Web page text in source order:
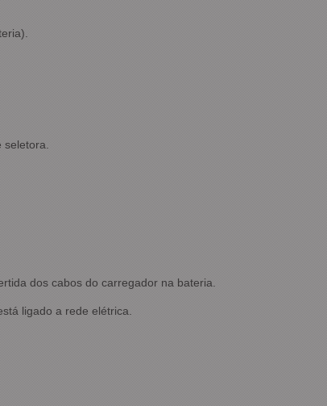
seletora.
dos cabos do carregador na bateria.
ligado a rede elétrica.